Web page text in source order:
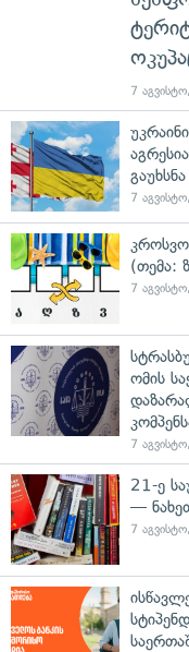
7
7
(თემა:
7
ომის
7
21-ე
—
7